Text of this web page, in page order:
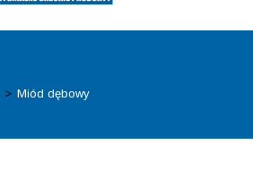
> Miód dębowy